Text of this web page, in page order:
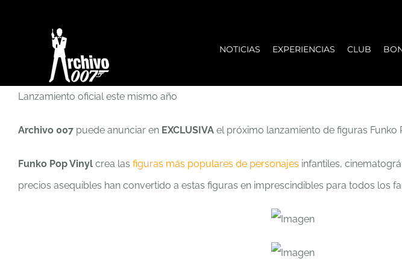
NOTICIAS EXPERIENCIAS CLUB
Lanzamiento oficial este mismo año
Archivo 007 puede anunciar en EXCLUSIVA el próximo lanzamiento de figuras Funko
Funko Pop Vinyl crea las figuras más populares de personajes infantiles,
precios asequibles han convertido a estas figuras en imprescindibles para todos los